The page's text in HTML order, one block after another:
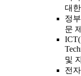
대
정
문
및
전